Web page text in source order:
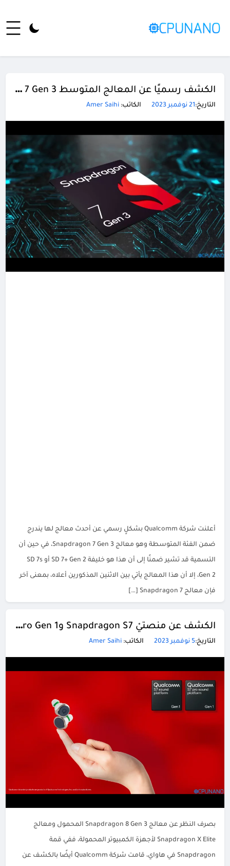
الكشف رسميًا عن المعالج المتوسط Snapdragon 7 Gen 3 بأداء رسومي أفضل
التاريخ:21 نوفمبر 2023 الكاتب: Amer Saihi
أعلنت شركة Qualcomm بشكلٍ رسمي عن أحدث معالج لها يندرج
ضمن الفئة المتوسطة وهو معالج Snapdragon 7 Gen 3، في حين أن
التسمية قد تشير ضمنًا إلى أن هذا هو خليفة SD 7+ Gen 2 أو SD 7s
Gen 2، إلا أن هذا المعالج يأتي بين الاثنين المذكورين أعلاه، بمعنى آخر
فإن معالج Snapdragon 7 […]
الكشف عن منصتيْ Snapdragon S7 وS7 Pro Gen 1 لسماعات الأذن
التاريخ:5 نوفمبر 2023 الكاتب: Amer Saihi
بصرف النظر عن معالج Snapdragon 8 Gen 3 المحمول ومعالج
Snapdragon X Elite لأجهزة الكمبيوتر المحمولة، ففي قمة
Snapdragon في هاواي، قامت شركة Qualcomm أيضًا بالكشف عن